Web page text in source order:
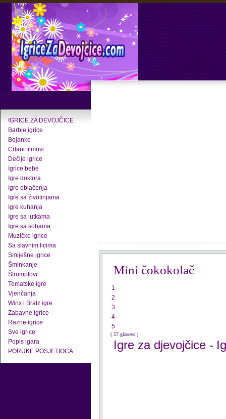
IGRICE ZA DEVOJČICE
Barbie igrice
Bojanke
Crtani filmovi
Dečije igrice
Igrice bebe
Igre doktora
Igre oblačenja
Igre sa životinjama
Igre kuhanja
Igre sa lutkama
Igre sa sobama
Muzičke igrice
Sa slavnim licima
Smiješne igrice
Šminkanje
Štrumpfovi
Tematske igre
Vjenčanja
Winx i Bratz igre
Zabavne igrice
Razne igrice
Sve igrice
Popis igara
PORUKE POSJETIOCA
Mini čokokolač
1
2
3
4
5
( 57 glasova )
Igre za djevojčice -